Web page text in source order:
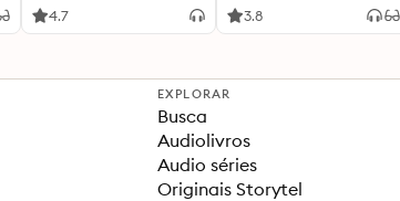
4.7 3.8
EXPLORAR
Busca
Audiolivros
Audio séries
Originais Storytel